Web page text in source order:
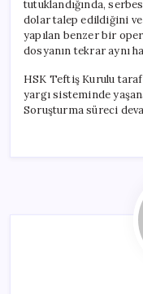
tutuklandığında,
dolar talep edildiğini
yapılan benzer bir
dosyanın tekrar aynı
HSK Teftiş Kurulu
yargı sisteminde
Soruşturma süreci